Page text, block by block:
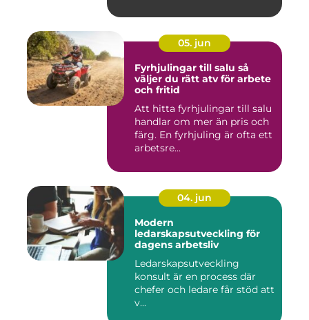
05. jun
Fyrhjulingar till salu så
väljer du rätt atv för arbete
och fritid
Att hitta fyrhjulingar till salu
handlar om mer än pris och
färg. En fyrhjuling är ofta ett
arbetsre...
04. jun
Modern
ledarskapsutveckling för
dagens arbetsliv
Ledarskapsutveckling
konsult är en process där
chefer och ledare får stöd att
v...